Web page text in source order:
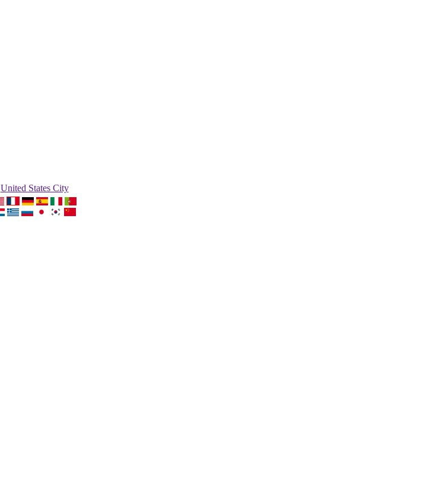
United States City